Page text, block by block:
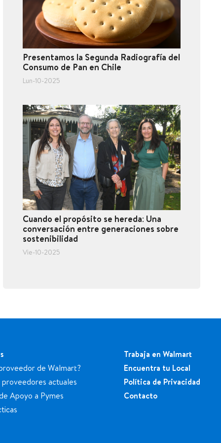
Presentamos la Segunda Radiografía del
Consumo de Pan en Chile
Lun-10-2025
Cuando el propósito se hereda: Una
conversación entre generaciones sobre
sostenibilidad
Vie-10-2025
de Walmart?
proveedores actuales
Apoyo a Pymes
Trabaja en Walmart
Encuentra tu Local
Política de Privacidad
Contacto